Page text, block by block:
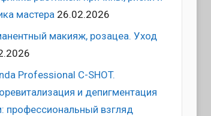
мастера 26.02.2026
макияж, розацеа. Уход
Professional C-SHOT.
и депигментация
профессиональный взгляд